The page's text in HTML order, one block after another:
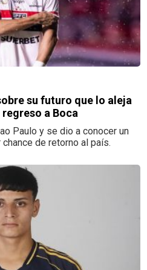
su futuro que lo aleja
a Boca
Paulo y se dio a conocer un
de retorno al país.